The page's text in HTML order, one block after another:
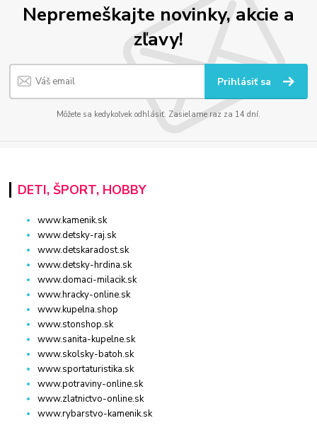
Nepremeškajte novinky, akcie a
zľavy!
Prihlásiť sa
Môžete sa kedykoľvek odhlásiť. Zasielame raz za 14 dní.
DETI, ŠPORT, HOBBY
www.kamenik.sk
www.detsky-raj.sk
www.detskaradost.sk
www.detsky-hrdina.sk
www.domaci-milacik.sk
www.hracky-online.sk
www.kupelna.shop
www.stonshop.sk
www.sanita-kupelne.sk
www.skolsky-batoh.sk
www.sportaturistika.sk
www.potraviny-online.sk
www.zlatnictvo-online.sk
www.rybarstvo-kamenik.sk